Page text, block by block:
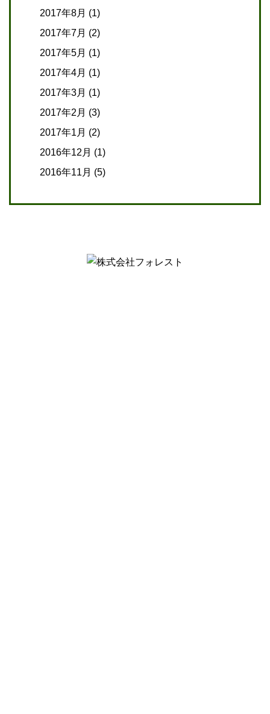
2017年8月 (1)
2017年7月 (2)
2017年5月 (1)
2017年4月 (1)
2017年3月 (1)
2017年2月 (3)
2017年1月 (2)
2016年12月 (1)
2016年11月 (5)